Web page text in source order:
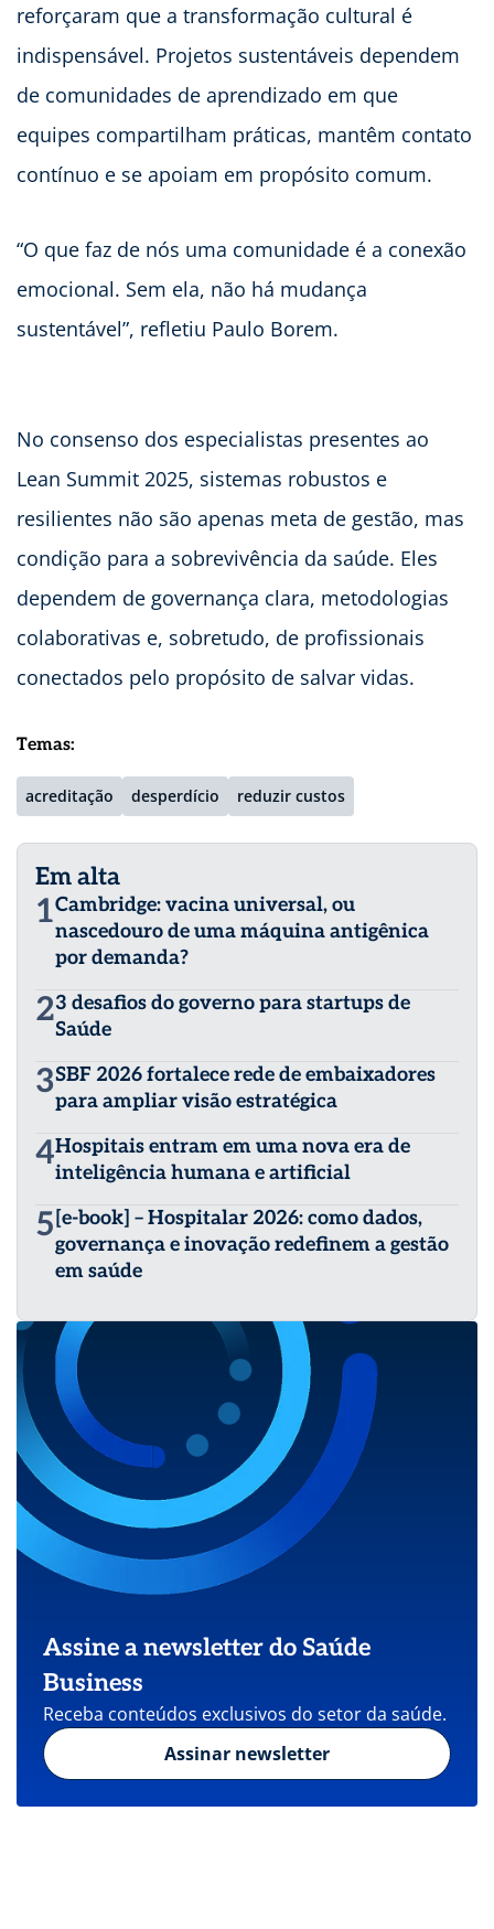
reforçaram que a transformação cultural é
indispensável. Projetos sustentáveis dependem
de comunidades de aprendizado em que
equipes compartilham práticas, mantêm contato
contínuo e se apoiam em propósito comum.
“O que faz de nós uma comunidade é a conexão
emocional. Sem ela, não há mudança
sustentável”, refletiu Paulo Borem.
No consenso dos especialistas presentes ao
Lean Summit 2025, sistemas robustos e
resilientes não são apenas meta de gestão, mas
condição para a sobrevivência da saúde. Eles
dependem de governança clara, metodologias
colaborativas e, sobretudo, de profissionais
conectados pelo propósito de salvar vidas.
Temas:
acreditação desperdício reduzir custos
Em alta
1Cambridge: vacina universal, ou
nascedouro de uma máquina antigênica
por demanda?
23 desafios do governo para startups de
Saúde
3SBF 2026 fortalece rede de embaixadores
para ampliar visão estratégica
4Hospitais entram em uma nova era de
inteligência humana e artificial
5 [e-book] – Hospitalar 2026: como dados,
governança e inovação redefinem a gestão
em saúde
Assine a newsletter do Saúde
Business
Receba conteúdos exclusivos do setor da saúde.
Assinar newsletter